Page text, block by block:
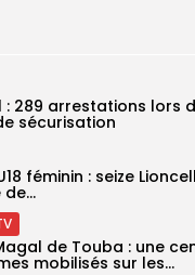
: 289 arrestations lors
sécurisation
féminin : seize
de Touba : une
mobilisés sur les...